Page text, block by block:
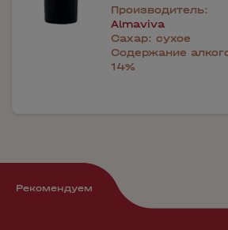
Производитель:
Almaviva
Сахар: сухое
Содержание
14%
Рекомендуем